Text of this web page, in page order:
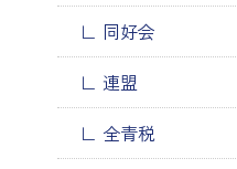
同好会
連盟
全青税